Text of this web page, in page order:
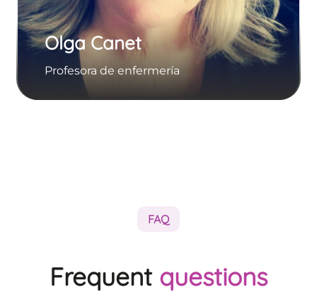
Olga Canet
Profesora de enfermería
FAQ
Frequent questions